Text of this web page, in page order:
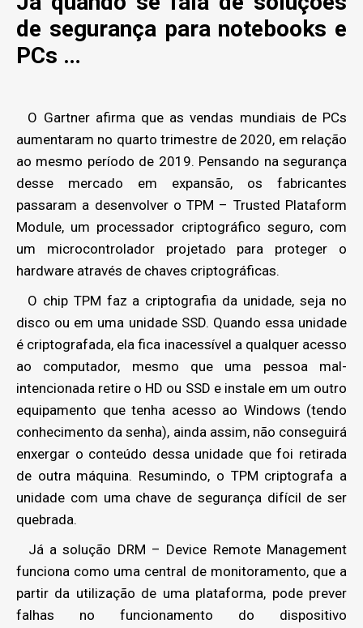
de segurança para notebooks e
PCs …
O Gartner afirma que as vendas mundiais de PCs
aumentaram no quarto trimestre de 2020, em relação
ao mesmo período de 2019. Pensando na segurança
desse mercado em expansão, os fabricantes
passaram a desenvolver o TPM – Trusted Plataform
Module, um processador criptográfico seguro, com
um microcontrolador projetado para proteger o
hardware através de chaves criptográficas.
O chip TPM faz a criptografia da unidade, seja no
disco ou em uma unidade SSD. Quando essa unidade
é criptografada, ela fica inacessível a qualquer acesso
ao computador, mesmo que uma pessoa mal-
intencionada retire o HD ou SSD e instale em um outro
equipamento que tenha acesso ao Windows (tendo
conhecimento da senha), ainda assim, não conseguirá
enxergar o conteúdo dessa unidade que foi retirada
de outra máquina. Resumindo, o TPM criptografa a
unidade com uma chave de segurança difícil de ser
quebrada.
Já a solução DRM – Device Remote Management
funciona como uma central de monitoramento, que a
partir da utilização de uma plataforma, pode prever
falhas no funcionamento do dispositivo